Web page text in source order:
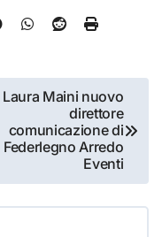
Laura Maini nuovo
direttore
comunicazione di
Federlegno Arredo
Eventi